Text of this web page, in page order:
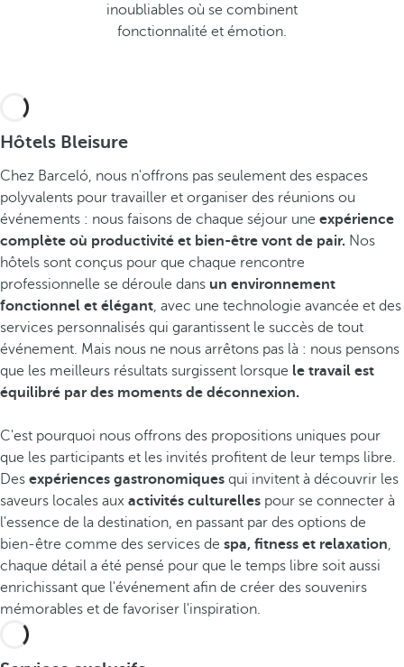
inoubliables où se combinent
fonctionnalité et émotion.
Hôtels Bleisure
Chez Barceló, nous n'offrons pas seulement des espaces
polyvalents pour travailler et organiser des réunions ou
événements : nous faisons de chaque séjour une expérience
complète où productivité et bien-être vont de pair. Nos
hôtels sont conçus pour que chaque rencontre
professionnelle se déroule dans un environnement
fonctionnel et élégant, avec une technologie avancée et des
services personnalisés qui garantissent le succès de tout
événement. Mais nous ne nous arrêtons pas là : nous pensons
que les meilleurs résultats surgissent lorsque le travail est
équilibré par des moments de déconnexion.
C'est pourquoi nous offrons des propositions uniques pour
que les participants et les invités profitent de leur temps libre.
Des expériences gastronomiques qui invitent à découvrir les
saveurs locales aux activités culturelles pour se connecter à
l'essence de la destination, en passant par des options de
bien-être comme des services de spa, fitness et relaxation,
chaque détail a été pensé pour que le temps libre soit aussi
enrichissant que l'événement afin de créer des souvenirs
mémorables et de favoriser l'inspiration.